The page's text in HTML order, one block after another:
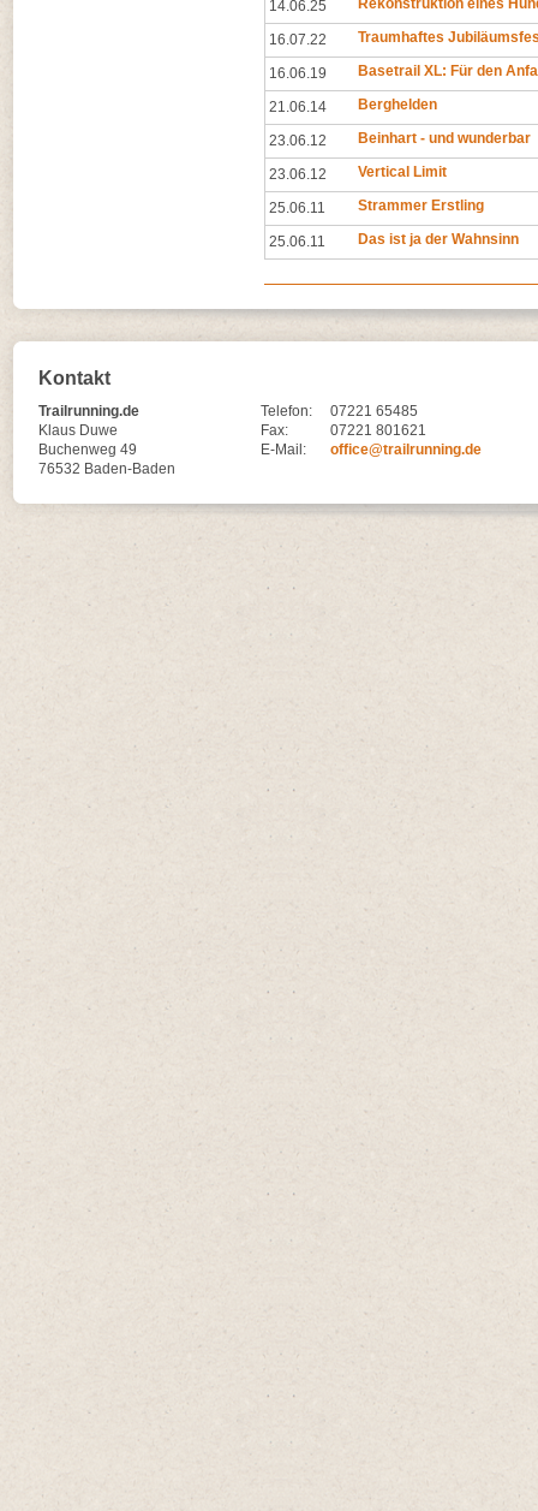
14.06.25 Rekonstruktion eines
16.07.22 Traumhaftes
16.06.19 Basetrail XL: Für den
21.06.14 Berghelden
23.06.12 Beinhart - und wunderbar
23.06.12 Vertical Limit
25.06.11 Strammer Erstling
25.06.11 Das ist ja der Wahnsinn
Kontakt
Trailrunning.de
Klaus Duwe
Buchenweg 49
76532 Baden-Baden
Telefon:
07221 65485
Fax:
07221 801621
E-Mail:
office@trailrunning.de